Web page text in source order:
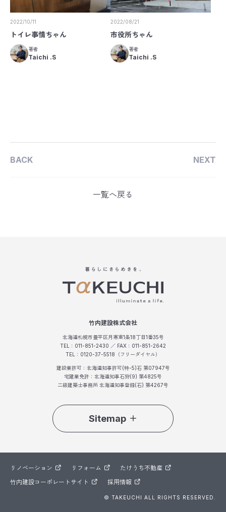
2022/10/11
トイレ事情ちゃん
著者
Taichi .S
2022/08/21
市役所ちゃん
著者
Taichi .S
BACK
一覧へ戻る
NEXT
竹内建設株式会社
北海道札幌市豊平区月寒東1条18丁目1番35号
TEL：011-851-2430 ／ FAX：011-851-2642
TEL：0120-37-5518（フリーダイヤル）
建設業許可：北海道知事許可(特-5)石 第07947号
宅建業免許：北海道知事石狩(9) 第4825号
二級建築士事務所 北海道知事登録(石) 第4267号
Sitemap
リノベーション リフォーム
たけうち不動産
竹内建設コーポレートサイト
採用情報
© TAKEUCHI ALL RIGHTS RESERVED.